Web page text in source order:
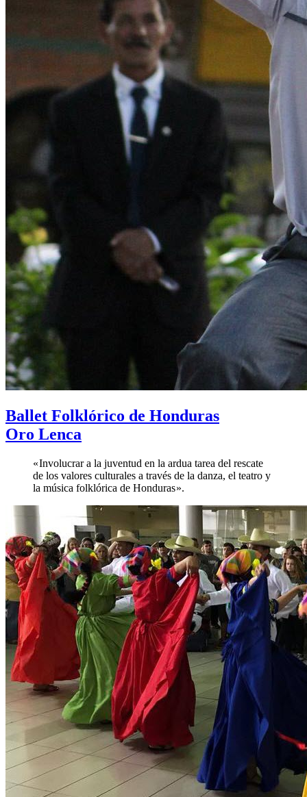
Ballet Folklórico de Honduras
Oro Lenca
« Involucrar a la juventud en la ardua tarea del rescate
de los valores culturales a través de la danza, el teatro y
la música folklórica de Honduras ».